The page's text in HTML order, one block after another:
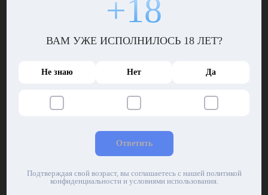
перевоплощения, из которых тому следовало выбрать наиболее
На поверхности зеркала появился скотный двор. Посреди гусей,
огромный поросенок, извалявшийся в грязи и навозе. Он
надежду отыскать что-нибудь съестное.
Потом зеркало на мгновение померкло, будто телевизор, на
котором переключили канал, и снова «включилось». На этот раз
ели бананы, искали блох у сородичей, дрались, гримасничали, в
+18
ВАМ УЖЕ ИСПОЛНИЛОСЬ 18 ЛЕТ?
Не знаю Нет Да
Ответить
Подтверждая свой возраст, вы соглашаетесь с нашей политикой
конфиденциальности и условиями использования.